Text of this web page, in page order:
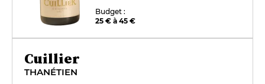
Budget :
25 € à 45 €
Cuillier
THANÉTIEN